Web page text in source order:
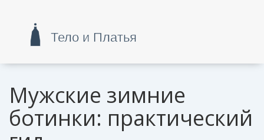
Мужские зимние
ботинки: практический